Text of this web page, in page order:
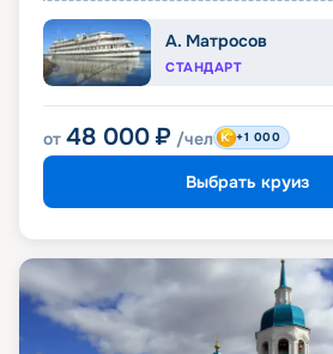
А. Матросов
СТАНДАРТ
от 48 000 ₽ /чел +1 000
Выбрать круиз